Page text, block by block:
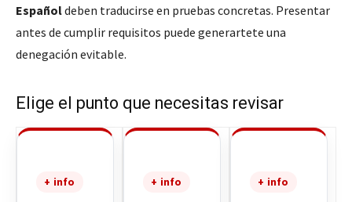
Españoldeben traducirse en pruebas concretas. Presentar
antes de cumplir requisitos puede generartete una
denegación evitable.
Elige el punto que necesitas revisar
+ info + info + info